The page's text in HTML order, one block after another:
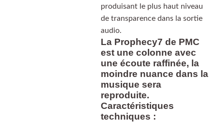
produisant le plus haut niveau
de transparence dans la sortie
audio.
La Prophecy7 de PMC
est une colonne avec
une écoute raffinée, la
moindre nuance dans la
musique sera
reproduite.
Caractéristiques
techniques :